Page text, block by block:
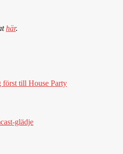
här.
till House Party
glädje